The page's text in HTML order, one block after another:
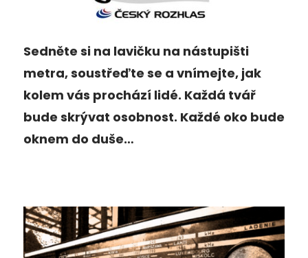
Sedněte si na lavičku na nástupišti
metra, soustřeďte se a vnímejte, jak
kolem vás prochází lidé. Každá tvář
bude skrývat osobnost. Každé oko bude
oknem do duše…